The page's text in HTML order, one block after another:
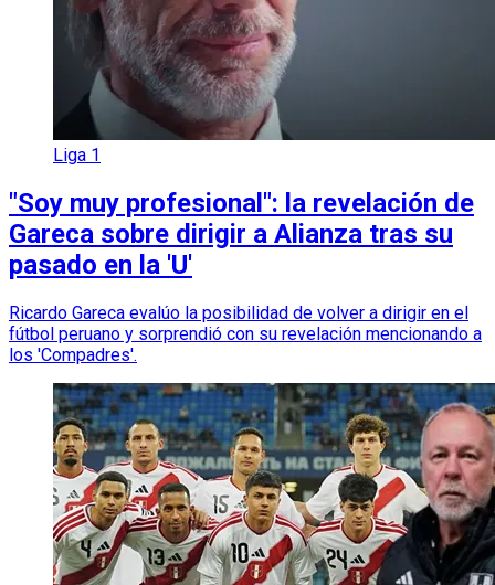
Liga 1
"Soy muy profesional": la revelación de
Gareca sobre dirigir a Alianza tras su
pasado en la 'U'
Ricardo Gareca evalúo la posibilidad de volver a dirigir en el
fútbol peruano y sorprendió con su revelación mencionando a
los 'Compadres'.